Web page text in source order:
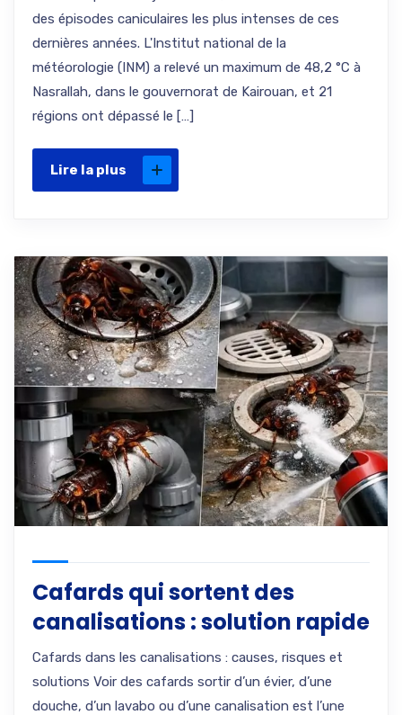
des épisodes caniculaires les plus intenses de ces
dernières années. L'Institut national de la
météorologie (INM) a relevé un maximum de 48,2 °C à
Nasrallah, dans le gouvernorat de Kairouan, et 21
régions ont dépassé le […]
Lire la plus
Cafards qui sortent des
canalisations : solution rapide
Cafards dans les canalisations : causes, risques et
solutions Voir des cafards sortir d’un évier, d’une
douche, d’un lavabo ou d’une canalisation est l’une